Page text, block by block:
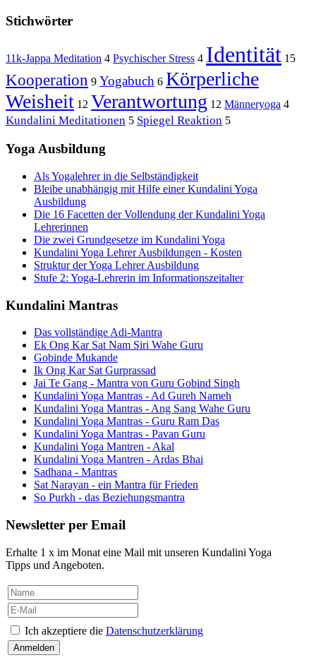
Stichwörter
11k-Jappa Meditation 4 Psychischer Stress 4 Identität 15
Kooperation 9 Yogabuch 6 Körperliche
Weisheit 12 Verantwortung 12 Männeryoga 4
Kundalini Meditationen 5 Spiegel Reaktion 5
Yoga Ausbildung
Als Yogalehrer in die Selbständigkeit
Bleibe unabhängig mit Hilfe einer Kundalini Yoga
Ausbildung
Die 16 Facetten der Vollendung der Kundalini Yoga
Lehrerinnen
Die zwei Grundgesetze im Kundalini Yoga
Kundalini Yoga Lehrer Ausbildungen - Kosten
Struktur der Yoga Lehrer Ausbildung
Stufe 2: Yoga-Lehrerin im Informationszeitalter
Kundalini Mantras
Das vollständige Adi-Mantra
Ek Ong Kar Sat Nam Siri Wahe Guru
Gobinde Mukande
Ik Ong Kar Sat Gurprassad
Jai Te Gang - Mantra von Guru Gobind Singh
Kundalini Yoga Mantras - Ad Gureh Nameh
Kundalini Yoga Mantras - Ang Sang Wahe Guru
Kundalini Yoga Mantras - Guru Ram Das
Kundalini Yoga Mantras - Pavan Guru
Kundalini Yoga Mantren - Akal
Kundalini Yoga Mantren - Ardas Bhai
Sadhana - Mantras
Sat Narayan - ein Mantra für Frieden
So Purkh - das Beziehungsmantra
Newsletter per Email
Erhalte 1 x im Monat eine Mail mit unseren Kundalini Yoga
Tipps und Angeboten.
Ich akzeptiere die Datenschutzerklärung